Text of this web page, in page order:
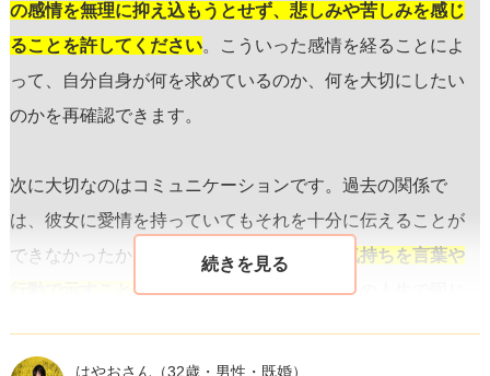
の感情を無理に抑え込もうとせず、悲しみや苦しみを感じ
ることを許してください。こういった感情を経ることによ
って、自分自身が何を求めているのか、何を大切にしたい
のかを再確認できます。
次に大切なのはコミュニケーションです。過去の関係で
は、彼女に愛情を持っていてもそれを十分に伝えることが
できなかったかもしれません。 愛している気持ちを言葉や
行動で示すことは非常に重要です。これからの人生で同じ
さい。
はやおさん （32歳・男性・既婚）